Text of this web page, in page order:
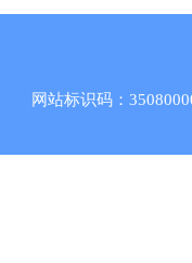
网站标识码：